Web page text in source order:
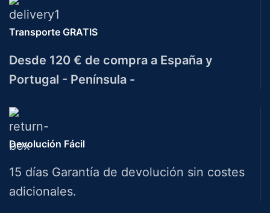
Transporte GRATIS
Desde 120 € de compra a España y
Portugal - Península -
Devolución Fácil
15 días Garantía de devolución sin costes
adicionales.